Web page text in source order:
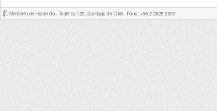
Ministerio de Hacienda - Teatinos 120, Santiago de Chile - Fono: +56 2 2828 2000